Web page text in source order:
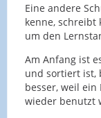
Eine andere
kenne, schreibt
um den
Am Anfang ist
und sortiert ist,
besser, weil
wieder benutzt